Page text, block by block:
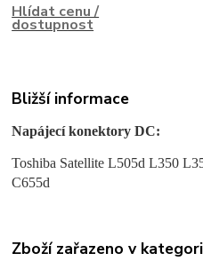
Hlídat cenu /
dostupnost
Bližší informace
Napájecí konektory DC:
Toshiba Satellite L505d L350
C655d
Zboží zařazeno v